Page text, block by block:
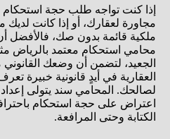
إذا كنت تواجه طلب حجة استحكام
مجاورة لعقارك، أو إذا كانت لديك
ملكية قائمة بدون صك، فالأفضل
محامي استحكام معتمد بالرياض
الجعيد، لتضمن أن وضعك
العقارية في أيدٍ قانونية خبيرة
لصالحك. المحامي سند يتولى إعداد
اعتراض على حجة استحكام
الكتابة وحتى المرافعة.